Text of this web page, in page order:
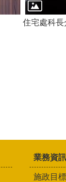
住宅處科
業務資訊
施政目標